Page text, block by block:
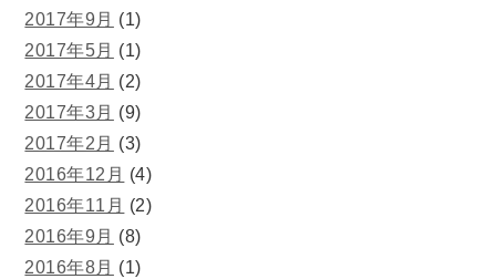
2017年9月 (1)
2017年5月 (1)
2017年4月 (2)
2017年3月 (9)
2017年2月 (3)
2016年12月 (4)
2016年11月 (2)
2016年9月 (8)
2016年8月 (1)